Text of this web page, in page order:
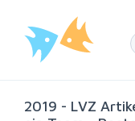
2019 - LVZ